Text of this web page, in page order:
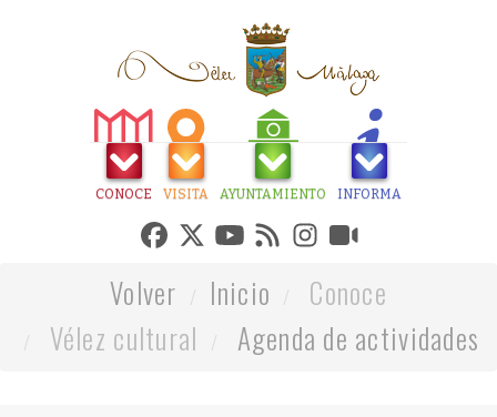
CONOCE VISITA AYUNTAMIENTO INFORMA
Volver Inicio
Conoce
Vélez cultural
Agenda de actividades